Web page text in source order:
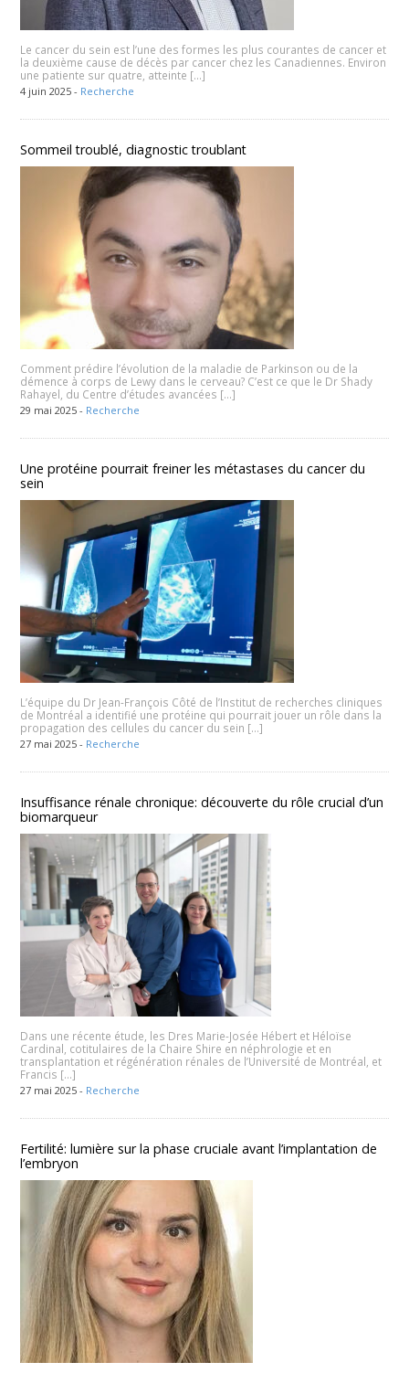
Le cancer du sein est l’une des formes les plus courantes de cancer et
la deuxième cause de décès par cancer chez les Canadiennes. Environ
une patiente sur quatre, atteinte […]
4 juin 2025 - Recherche
Sommeil troublé, diagnostic troublant
Comment prédire l’évolution de la maladie de Parkinson ou de la
démence à corps de Lewy dans le cerveau? C’est ce que le Dr Shady
Rahayel, du Centre d’études avancées […]
29 mai 2025 - Recherche
Une protéine pourrait freiner les métastases du cancer du
sein
L’équipe du Dr Jean-François Côté de l’Institut de recherches cliniques
de Montréal a identifié une protéine qui pourrait jouer un rôle dans la
propagation des cellules du cancer du sein […]
27 mai 2025 - Recherche
Insuffisance rénale chronique: découverte du rôle crucial d’un
biomarqueur
Dans une récente étude, les Dres Marie-Josée Hébert et Héloïse
Cardinal, cotitulaires de la Chaire Shire en néphrologie et en
transplantation et régénération rénales de l’Université de Montréal, et
Francis […]
27 mai 2025 - Recherche
Fertilité: lumière sur la phase cruciale avant l’implantation de
l’embryon